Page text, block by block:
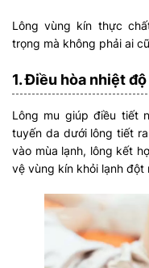
Lông vùng kín thực
trọng mà không phải ai
1. Điều hòa nhiệt
Lông mu giúp điều tiết
tuyến da dưới lông tiết
vào mùa lạnh, lông kết
vệ vùng kín khỏi lạnh đột